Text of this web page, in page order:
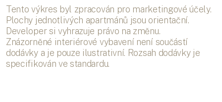
Tento výkres byl zpracován pro marketingové účely.
Plochy jednotlivých apartmánů jsou orientační.
Developer si vyhrazuje právo na změnu.
Znázorněné interiérové vybavení není součástí
dodávky a je pouze ilustrativní. Rozsah dodávky je
specifikován ve standardu.